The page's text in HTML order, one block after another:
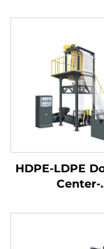
HDPE-LDPE
Center-
Satz